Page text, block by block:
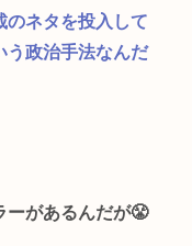
のネタを投入して
う政治手法なんだ
ーがあるんだが😤